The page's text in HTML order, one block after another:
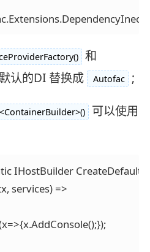
和
认的DI 替换成 Autofac ;
可以使用
IHostBuilder
services) =>